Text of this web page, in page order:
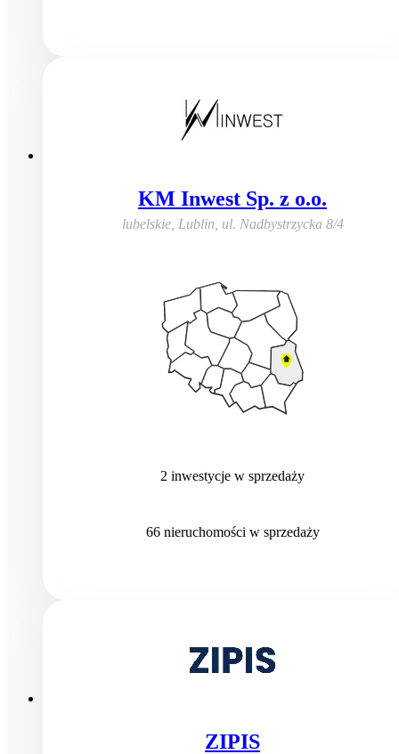
KM Inwest Sp. z o.o.
lubelskie, Lublin ul. Nadbystrzycka 8/4
2 inwestycje w sprzedaży
66 nieruchomości w sprzedaży
ZIPIS